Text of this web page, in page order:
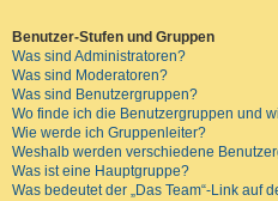
Benutzer-Stufen und Gruppen
Was sind Administratoren?
Was sind Moderatoren?
Was sind Benutzergruppen?
Wo finde ich die Benutzergruppen und
Wie werde ich Gruppenleiter?
Weshalb werden verschiedene
Was ist eine Hauptgruppe?
Was bedeutet der „Das Team“-Link auf